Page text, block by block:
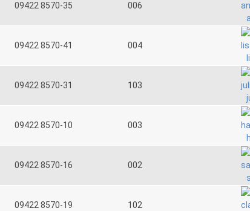
09422 8570-35
006
09422 8570-41
004
09422 8570-31
103
09422 8570-10
003
09422 8570-16
002
09422 8570-19
102